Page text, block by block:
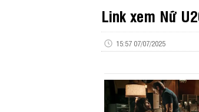
Link xem Nữ
15:57 07/07/2025